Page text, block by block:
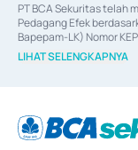
PT BCA Sekuritas telah
Pedagang Efek
Bapepam-LK) Nomor
06/D.04/2014 tanggal 28
Efek berdasarkan surat
berdasarkan surat
67/PM.21/2017 tanggal 3
LIHAT SELENGKAPNYA